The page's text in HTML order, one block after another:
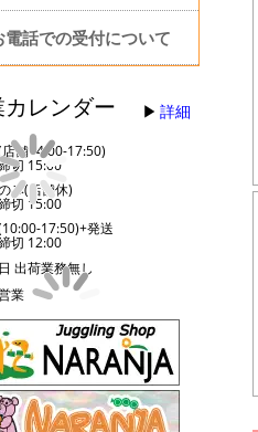
電話での受付について
レンダー 詳細
舗14:00-17:50)
切 15:00
み(店舗休)
切 15:00
17:50)+発送
切 12:00
出荷業務無し
業